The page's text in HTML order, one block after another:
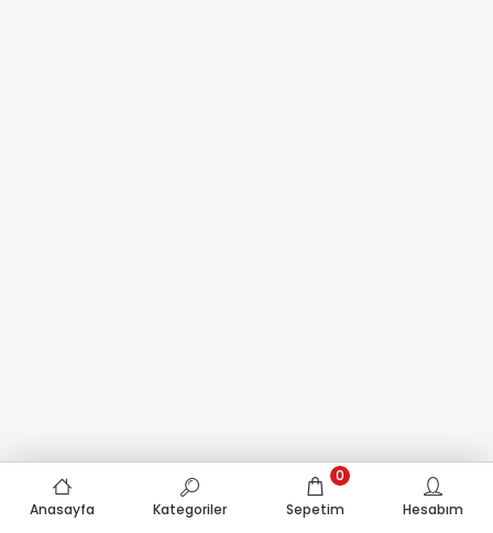
Anasayfa Kategoriler Sepetim
0
Hesabım